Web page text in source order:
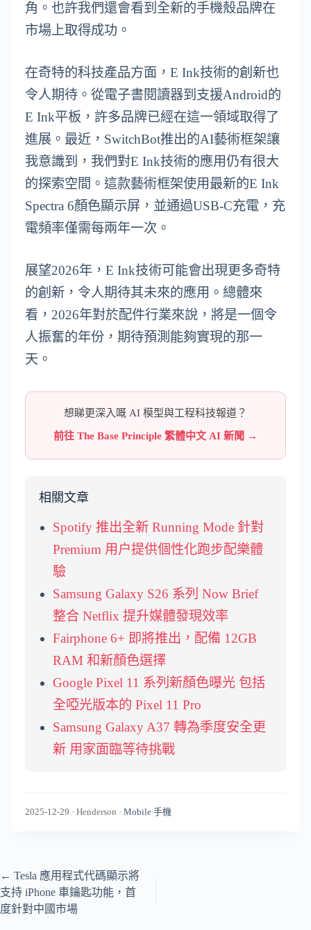
角。也許我們還會看到全新的手機殼品牌在
市場上取得成功。
在奇特的科技產品方面，E Ink技術的創新也
令人期待。從電子書閱讀器到支援Android的
E Ink平板，許多品牌已經在這一領域取得了
進展。最近，SwitchBot推出的AI藝術框架讓
我意識到，我們對E Ink技術的應用仍有很大
的探索空間。這款藝術框架使用最新的E Ink
Spectra 6顏色顯示屏，並通過USB-C充電，充
電頻率僅需每兩年一次。
展望2026年，E Ink技術可能會出現更多奇特
的創新，令人期待其未來的應用。總體來
看，2026年對於配件行業來說，將是一個令
人振奮的年份，期待預測能夠實現的那一
天。
想睇更深入嘅 AI 模型與工程科技報道？
前往 The Base Principle 繁體中文 AI 新聞 →
相關文章
Spotify 推出全新 Running Mode 針對
Premium 用户提供個性化跑步配樂體
驗
Samsung Galaxy S26 系列 Now Brief
整合 Netflix 提升媒體發現效率
Fairphone 6+ 即將推出，配備 12GB
RAM 和新顏色選擇
Google Pixel 11 系列新顏色曝光 包括
全啞光版本的 Pixel 11 Pro
Samsung Galaxy A37 轉為季度安全更
新 用家面臨等待挑戰
2025-12-29 · Henderson · Mobile 手機
← Tesla 應用程式代碼顯示將
支持 iPhone 車鑰匙功能，首
度針對中國市場